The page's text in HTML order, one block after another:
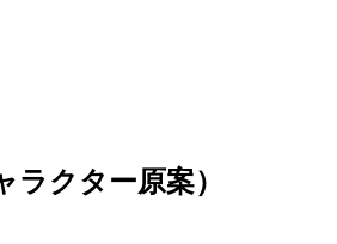
ラクター原案）